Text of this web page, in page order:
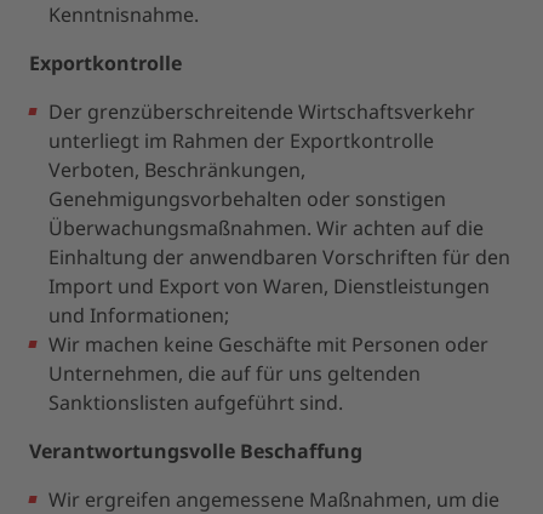
Kenntnisnahme.
Exportkontrolle
Der grenzüberschreitende Wirtschaftsverkehr
unterliegt im Rahmen der Exportkontrolle
Verboten, Beschränkungen,
Genehmigungsvorbehalten oder sonstigen
Überwachungsmaßnahmen. Wir achten auf die
Einhaltung der anwendbaren Vorschriften für den
Import und Export von Waren, Dienstleistungen
und Informationen;
Wir machen keine Geschäfte mit Personen oder
Unternehmen, die auf für uns geltenden
Sanktionslisten aufgeführt sind.
Verantwortungsvolle Beschaffung
Wir ergreifen angemessene Maßnahmen, um die